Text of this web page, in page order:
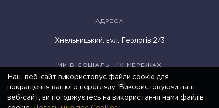
АДРЕСА
Хмельницький, вул. Геологів 2/3
МИ В СОЦІАЛЬНИХ МЕРЕЖАХ
Наш веб-сайт використовує файли cookie для
покращення вашого перегляду. Використовуючи наш
веб-сайт, ви погоджуєтесь на використання нами файлів